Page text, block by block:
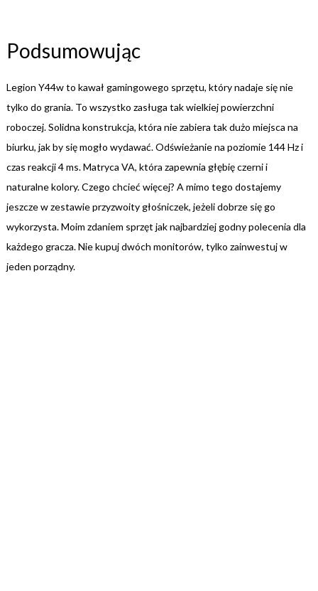
Podsumowując
Legion Y44w to kawał gamingowego sprzętu, który nadaje się nie
tylko do grania. To wszystko zasługa tak wielkiej powierzchni
roboczej. Solidna konstrukcja, która nie zabiera tak dużo miejsca na
biurku, jak by się mogło wydawać. Odświeżanie na poziomie 144 Hz i
czas reakcji 4 ms. Matryca VA, która zapewnia głębię czerni i
naturalne kolory. Czego chcieć więcej? A mimo tego dostajemy
jeszcze w zestawie przyzwoity głośniczek, jeżeli dobrze się go
wykorzysta. Moim zdaniem sprzęt jak najbardziej godny polecenia dla
każdego gracza. Nie kupuj dwóch monitorów, tylko zainwestuj w
jeden porządny.